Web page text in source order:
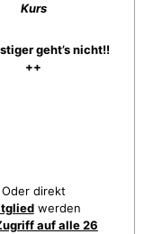
Kurs
geht’s nicht!!
++
Oder direkt
werden
auf alle 26